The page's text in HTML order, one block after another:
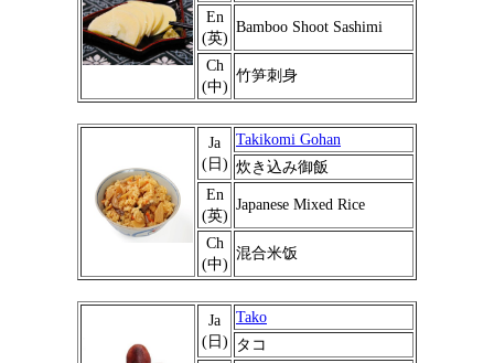
En
(英)
Bamboo Shoot Sashimi
Ch
(中)
竹笋刺身
Ja
(日)
Takikomi Gohan
炊き込み御飯
En
(英)
Japanese Mixed Rice
Ch
(中)
混合米饭
Ja
(日)
Tako
タコ